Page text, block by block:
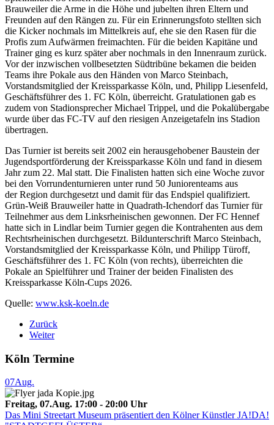
Brauweiler die Arme in die Höhe und jubelten ihren Eltern und
Freunden auf den Rängen zu. Für ein Erinnerungsfoto stellten sich
die Kicker nochmals im Mittelkreis auf, ehe sie den Rasen für die
Profis zum Aufwärmen freimachten. Für die beiden Kapitäne und
Trainer ging es kurz später aber nochmals in den Innenraum zurück.
Vor der inzwischen vollbesetzten Südtribüne bekamen die beiden
Teams ihre Pokale aus den Händen von Marco Steinbach,
Vorstandsmitglied der Kreissparkasse Köln, und, Philipp Liesenfeld,
Geschäftsführer des 1. FC Köln, überreicht. Gratulationen gab es
zudem von Stadionsprecher Michael Trippel, und die Pokalübergabe
wurde über das FC-TV auf den riesigen Anzeigetafeln ins Stadion
übertragen.
Das Turnier ist bereits seit 2002 ein herausgehobener Baustein der
Jugendsportförderung der Kreissparkasse Köln und fand in diesem
Jahr zum 22. Mal statt. Die Finalisten hatten sich eine Woche zuvor
bei den Vorrundenturnieren unter rund 50 Juniorenteams aus
der Region durchgesetzt und damit für das Endspiel qualifiziert.
Grün-Weiß Brauweiler hatte in Quadrath-Ichendorf das Turnier für
Teilnehmer aus dem Linksrheinischen gewonnen. Der FC Hennef
hatte sich in Lindlar beim Turnier gegen die Kontrahenten aus dem
Rechtsrheinischen durchgesetzt. Bildunterschrift Marco Steinbach,
Vorstandsmitglied der Kreissparkasse Köln, und Philipp Türoff,
Geschäftsführer des 1. FC Köln (von rechts), überreichten die
Pokale an Spielführer und Trainer der beiden Finalisten des
Kreissparkasse Köln-Cups 2026.
Quelle: www.ksk-koeln.de
Zurück
Weiter
Köln Termine
07Aug.
Freitag, 07.Aug. 17:00 - 20:00 Uhr
Das Mini Streetart Museum präsentiert den Kölner Künstler JA!DA!